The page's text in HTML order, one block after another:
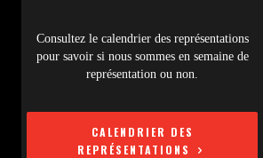
Consultez le calendrier des représentations
pour savoir si nous sommes en semaine de
représentation ou non.
CALENDRIER DES
REPRÉSENTATIONS